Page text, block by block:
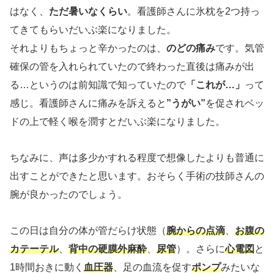
はなく、 ただ暑いなくらい。看護師さんに氷枕を2つ持っ
てきてもらいだいぶ楽になりました。
それよりもちょっと辛かったのは、 のどの痛みです。気管
確保の管を入れられていたので終わった直後は痛みが出
る…というのは前知識で知っていたので 「これが…」
って
感じ。看護師さんに痛みを訴えると ”うがい”を促されベッ
ドの上で軽く喉を潤すとだいぶ楽になりました。
ちなみに、声は多少かすれる程度で想像したよりも普通に
出すことができたと思います。おそらく手術の技師さんの
腕が良かったのでしょう。
この日は自分の体が管だらけ状態（腕からの点滴
お腹の
カテーテル、 背中の硬膜外麻酔 尿管）。さらに心電図と
1時間おきに動く 血圧器 、足の血流を促すポンプみたいな